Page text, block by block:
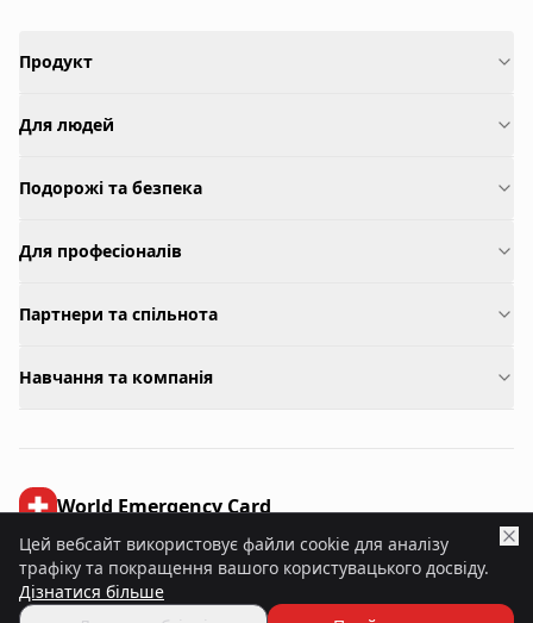
Цей вебсайт використовує файли cookie для аналізу
трафіку та покращення вашого користувацького досвіду.
Дізнатися більше
Продукт
Для людей
Подорожі та безпека
Для професіоналів
Партнери та спільнота
Навчання та компанія
World Emergency Card
Умови Політика конфіденційності Cookies Медичне застереження
© 2026 World Emergency Card.
Всі права захищені.
ICD-11GDPRISO 27001